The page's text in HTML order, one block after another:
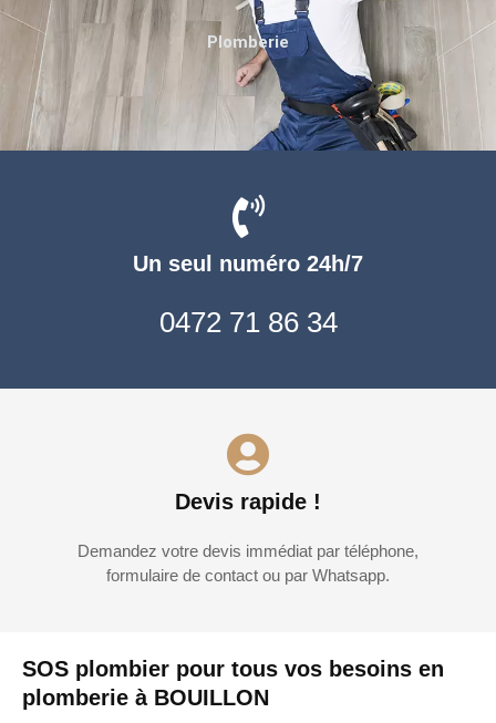
SOS plombier pour tous vos besoins en
plomberie à BOUILLON
Un seul numéro 24h/7
0472 71 86 34
Devis rapide !
Demandez votre devis immédiat par téléphone,
formulaire de contact ou par Whatsapp.
Plomberie